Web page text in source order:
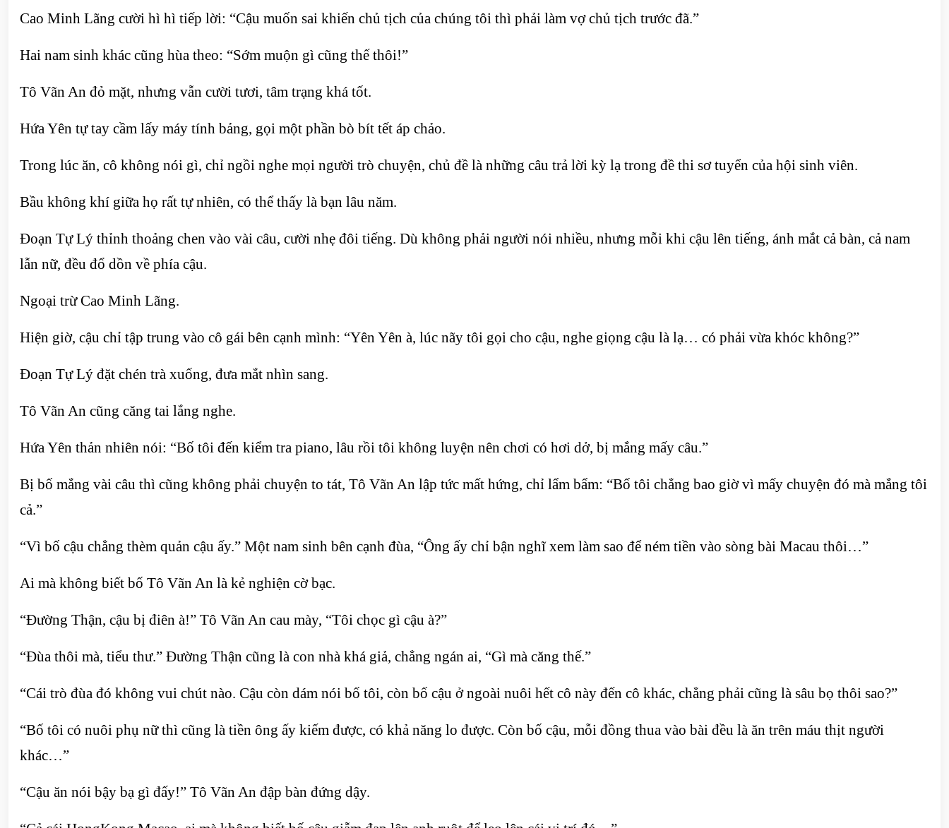
Cao Minh Lãng cười hì hì tiếp lời: “Cậu muốn sai khiến chủ tịch của chúng tôi thì phải làm vợ chủ tịch trước đã.”
Hai nam sinh khác cũng hùa theo: “Sớm muộn gì cũng thế thôi!”
Tô Vãn An đỏ mặt, nhưng vẫn cười tươi, tâm trạng khá tốt.
Hứa Yên tự tay cầm lấy máy tính bảng, gọi một phần bò bít tết áp chảo.
Trong lúc ăn, cô không nói gì, chỉ ngồi nghe mọi người trò chuyện, chủ đề là những câu trả lời kỳ lạ trong đề thi sơ tuyển của hội sinh viên.
Bầu không khí giữa họ rất tự nhiên, có thể thấy là bạn lâu năm.
Đoạn Tự Lý thỉnh thoảng chen vào vài câu, cười nhẹ đôi tiếng. Dù không phải người nói nhiều, nhưng mỗi khi cậu lên tiếng, ánh mắt cả bàn, cả nam
lẫn nữ, đều đổ dồn về phía cậu.
Ngoại trừ Cao Minh Lãng.
Hiện giờ, cậu chỉ tập trung vào cô gái bên cạnh mình: “Yên Yên à, lúc nãy tôi gọi cho cậu, nghe giọng cậu là lạ… có phải vừa khóc không?”
Đoạn Tự Lý đặt chén trà xuống, đưa mắt nhìn sang.
Tô Vãn An cũng căng tai lắng nghe.
Hứa Yên thản nhiên nói: “Bố tôi đến kiểm tra piano, lâu rồi tôi không luyện nên chơi có hơi dở, bị mắng mấy câu.”
Bị bố mắng vài câu thì cũng không phải chuyện to tát, Tô Vãn An lập tức mất hứng, chỉ lẩm bẩm: “Bố tôi chẳng bao giờ vì mấy chuyện đó mà mắng tôi
cả.”
“Vì bố cậu chẳng thèm quản cậu ấy.” Một nam sinh bên cạnh đùa, “Ông ấy chỉ bận nghĩ xem làm sao để ném tiền vào sòng bài Macau thôi…”
Ai mà không biết bố Tô Vãn An là kẻ nghiện cờ bạc.
“Đường Thận, cậu bị điên à!” Tô Vãn An cau mày, “Tôi chọc gì cậu à?”
“Đùa thôi mà, tiểu thư.” Đường Thận cũng là con nhà khá giả, chẳng ngán ai, “Gì mà căng thế.”
“Cái trò đùa đó không vui chút nào. Cậu còn dám nói bố tôi, còn bố cậu ở ngoài nuôi hết cô này đến cô khác, chẳng phải cũng là sâu bọ thôi sao?”
“Bố tôi có nuôi phụ nữ thì cũng là tiền ông ấy kiếm được, có khả năng lo được. Còn bố cậu, mỗi đồng thua vào bài đều là ăn trên máu thịt người
khác…”
“Cậu ăn nói bậy bạ gì đấy!” Tô Vãn An đập bàn đứng dậy.